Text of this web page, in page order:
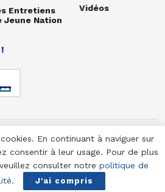
Entretiens
Jeune Nation
Vidéos
En continuant à naviguer sur
consentir à leur usage. Pour de plus
consulter notre politique de
. J'ai compris